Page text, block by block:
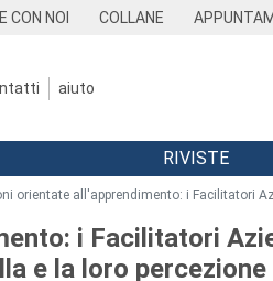
CON NOI COLLANE
aiuto
RIVISTE
orientate all'apprendimento: i Facilitatori
i Facilitatori
e la loro percezione